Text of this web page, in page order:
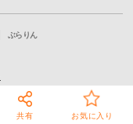
ぶらりん